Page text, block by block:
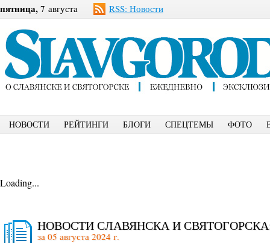
пятница, 7 августа RSS: Новости
НОВОСТИ РЕЙТИНГИ БЛОГИ СПЕЦТЕМЫ ФОТО
Loading...
НОВОСТИ СЛАВЯНСКА И
за 05 августа 2024 г.